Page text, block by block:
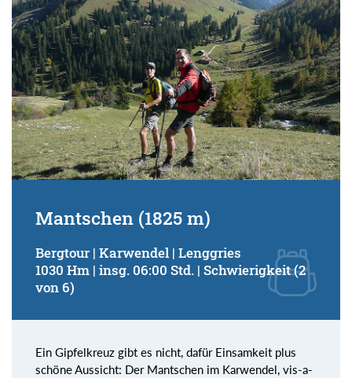
Mantschen (1825 m)
Bergtour | Karwendel | Lenggries
1030 Hm | insg. 06:00 Std. | Schwierigkeit (2
von 6)
Ein Gipfelkreuz gibt es nicht, dafür Einsamkeit plus
schöne Aussicht: Der Mantschen im Karwendel, vis-a-